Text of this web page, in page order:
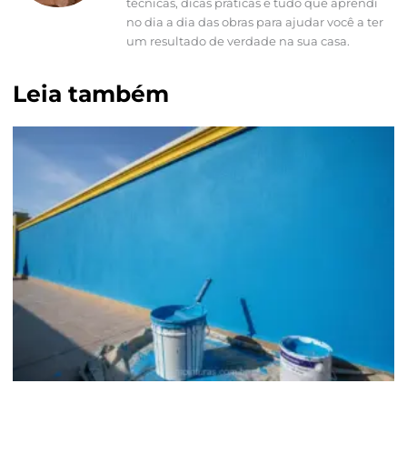
no dia a dia das obras para ajudar você a ter
um resultado de verdade na sua casa.
Leia também